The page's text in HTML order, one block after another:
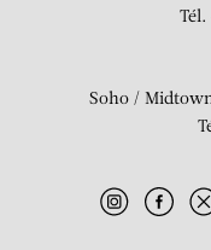
Tél.
Soho /